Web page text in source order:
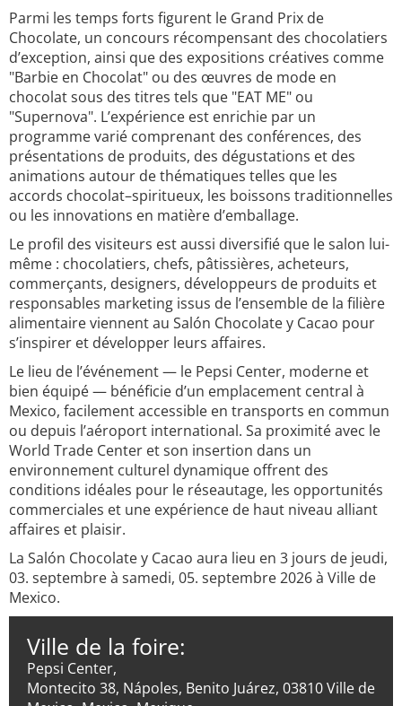
Parmi les temps forts figurent le Grand Prix de
Chocolate, un concours récompensant des chocolatiers
d’exception, ainsi que des expositions créatives comme
"Barbie en Chocolat" ou des œuvres de mode en
chocolat sous des titres tels que "EAT ME" ou
"Supernova". L’expérience est enrichie par un
programme varié comprenant des conférences, des
présentations de produits, des dégustations et des
animations autour de thématiques telles que les
accords chocolat–spiritueux, les boissons traditionnelles
ou les innovations en matière d’emballage.
Le profil des visiteurs est aussi diversifié que le salon lui-
même : chocolatiers, chefs, pâtissières, acheteurs,
commerçants, designers, développeurs de produits et
responsables marketing issus de l’ensemble de la filière
alimentaire viennent au Salón Chocolate y Cacao pour
s’inspirer et développer leurs affaires.
Le lieu de l’événement — le Pepsi Center, moderne et
bien équipé — bénéficie d’un emplacement central à
Mexico, facilement accessible en transports en commun
ou depuis l’aéroport international. Sa proximité avec le
World Trade Center et son insertion dans un
environnement culturel dynamique offrent des
conditions idéales pour le réseautage, les opportunités
commerciales et une expérience de haut niveau alliant
affaires et plaisir.
La Salón Chocolate y Cacao aura lieu en 3 jours de jeudi,
03. septembre à samedi, 05. septembre 2026 à Ville de
Mexico.
Ville de la foire:
Pepsi Center,
Montecito 38, Nápoles, Benito Juárez, 03810 Ville de